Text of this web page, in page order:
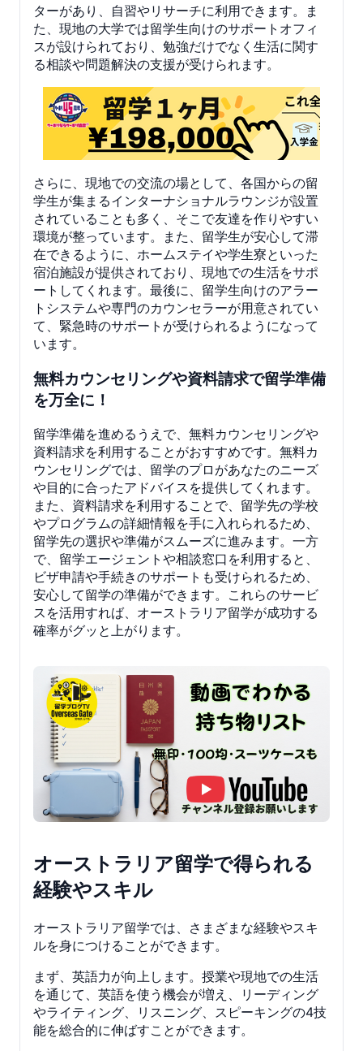
ターがあり、自習やリサーチに利用できます。ま
た、現地の大学では留学生向けのサポートオフィ
スが設けられており、勉強だけでなく生活に関す
る相談や問題解決の支援が受けられます。
さらに、現地での交流の場として、各国からの留
学生が集まるインターナショナルラウンジが設置
されていることも多く、そこで友達を作りやすい
環境が整っています。また、留学生が安心して滞
在できるように、ホームステイや学生寮といった
宿泊施設が提供されており、現地での生活をサポ
ートしてくれます。最後に、留学生向けのアラー
トシステムや専門のカウンセラーが用意されてい
て、緊急時のサポートが受けられるようになって
います。
無料カウンセリングや資料請求で留学準備
を万全に！
留学準備を進めるうえで、無料カウンセリングや
資料請求を利用することがおすすめです。無料カ
ウンセリングでは、留学のプロがあなたのニーズ
や目的に合ったアドバイスを提供してくれます。
また、資料請求を利用することで、留学先の学校
やプログラムの詳細情報を手に入れられるため、
留学先の選択や準備がスムーズに進みます。一方
で、留学エージェントや相談窓口を利用すると、
ビザ申請や手続きのサポートも受けられるため、
安心して留学の準備ができます。これらのサービ
スを活用すれば、オーストラリア留学が成功する
確率がグッと上がります。
オーストラリア留学で得られる
経験やスキル
オーストラリア留学では、さまざまな経験やスキ
ルを身につけることができます。
まず、英語力が向上します。授業や現地での生活
を通じて、英語を使う機会が増え、リーディング
やライティング、リスニング、スピーキングの4技
能を総合的に伸ばすことができます。